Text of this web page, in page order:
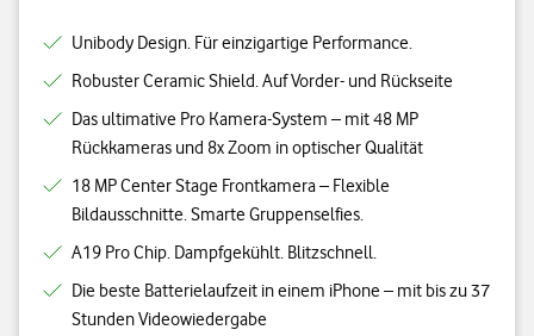
Unibody Design. Für einzigartige Performance.
Robuster Ceramic Shield. Auf Vorder- und Rückseite
Das ultimative Pro Kamera-System – mit 48 MP
Rückkameras und 8x Zoom in optischer Qualität
18 MP Center Stage Frontkamera – Flexible
Bildausschnitte. Smarte Gruppenselfies.
A19 Pro Chip. Dampfgekühlt. Blitzschnell.
Die beste Batterielaufzeit in einem iPhone – mit bis zu 37
Stunden Videowiedergabe